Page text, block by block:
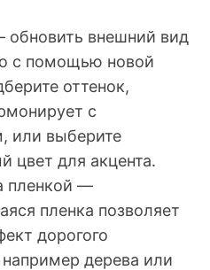
обновить внешний вид
с помощью новой
оттенок,
с
или выберите
цвет для акцента.
пленкой —
пленка позволяет
дорогого
дерева или